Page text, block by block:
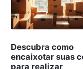
Descubra como
encaixotar suas
para realizar